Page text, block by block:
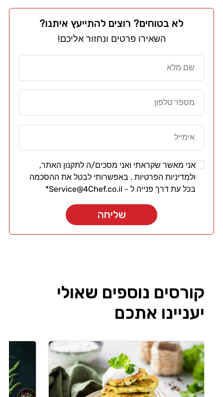
לא בטוחים? רוצים להתייעץ איתנו?
השאירו פרטים ונחזור אליכם!
אני מאשר שקראתי ואני מסכים/ה לתקנון האתר,
ולמדיניות הפרטיות . באפשרותי לבטל את ההסכמה
בכל עת דרך פנייה ל - Service@4Chef.co.il
*
קורסים נוספים שאולי
יעניינו אתכם